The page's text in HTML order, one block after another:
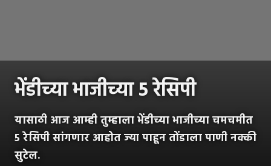
भेंडीच्या भाजीच्या 5 रेसिपी
यासाठी आज आम्ही तुम्हाला भेंडीच्या भाजीच्या चमचमीत
5 रेसिपी सांगणार आहोत ज्या पाहून तोंडाला पाणी नक्की
सुटेल.